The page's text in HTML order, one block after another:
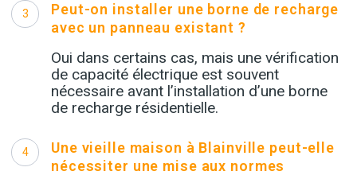
3
Peut-on installer une borne de recharge
avec un panneau existant ?
Oui dans certains cas, mais une vérification
de capacité électrique est souvent
nécessaire avant l’installation d’une borne
de recharge résidentielle.
4
Une vieille maison à Blainville peut-elle
nécessiter une mise aux normes